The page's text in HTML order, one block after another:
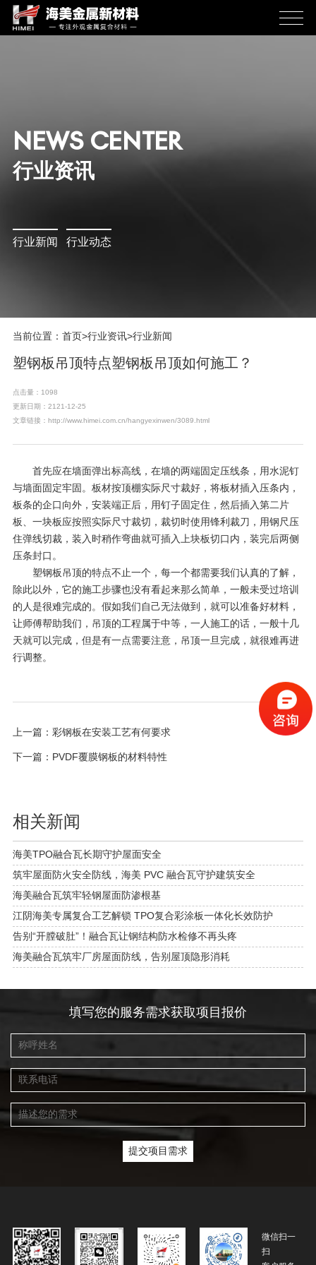
NEWS CENTER
行业资讯
行业新闻 行业动态
当前位置： 首页 >行业资讯>行业新闻
塑钢板吊顶特点塑钢板吊顶如何施工？
点击量：1098
更新日期：2121-12-25
文章链接：http://www.himei.com.cn/hangyexinwen/3089.html
首先应在墙面弹出标高线，在墙的两端固定压线条，用水泥钉
与墙面固定牢固。板材按顶棚实际尺寸裁好，将板材插入压条内，
板条的企口向外，安装端正后，用钉子固定住，然后插入第二片
板、一块板应按照实际尺寸裁切，裁切时使用锋利裁刀，用钢尺压
住弹线切裁，装入时稍作弯曲就可插入上块板切口内，装完后两侧
压条封口。
塑钢板吊顶的特点不止一个，每一个都需要我们认真的了解，
除此以外，它的施工步骤也没有看起来那么简单，一般未受过培训
的人是很难完成的。假如我们自己无法做到，就可以准备好材料，
让师傅帮助我们，吊顶的工程属于中等，一人施工的话，一般十几
天就可以完成，但是有一点需要注意，吊顶一旦完成，就很难再进
行调整。
上一篇： 彩钢板在安装工艺有何要求
下一篇： PVDF覆膜钢板的材料特性
相关新闻
海美TPO融合瓦长期守护屋面安全
筑牢屋面防火安全防线，海美 PVC 融合瓦守护建筑安全
海美融合瓦筑牢轻钢屋面防渗根基
江阴海美专属复合工艺解锁 TPO复合彩涂板一体化长效防护
告别“开膛破肚”！融合瓦让钢结构防水检修不再头疼
海美融合瓦筑牢厂房屋面防线，告别屋顶隐形消耗
填写您的服务需求获取项目报价
微信扫一
扫